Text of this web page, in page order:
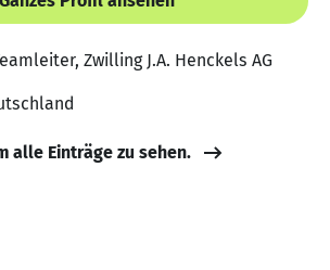
Zwilling J.A. Henckels AG
alle Einträge zu sehen.